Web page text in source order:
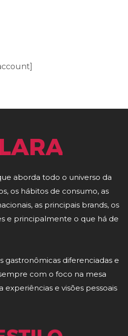
aborda todo o universo da
os hábitos de consumo, as
as principais brands, os
e principalmente o que há de
gastronômicas diferenciadas e
com o foco na mesa
e visões pessoais